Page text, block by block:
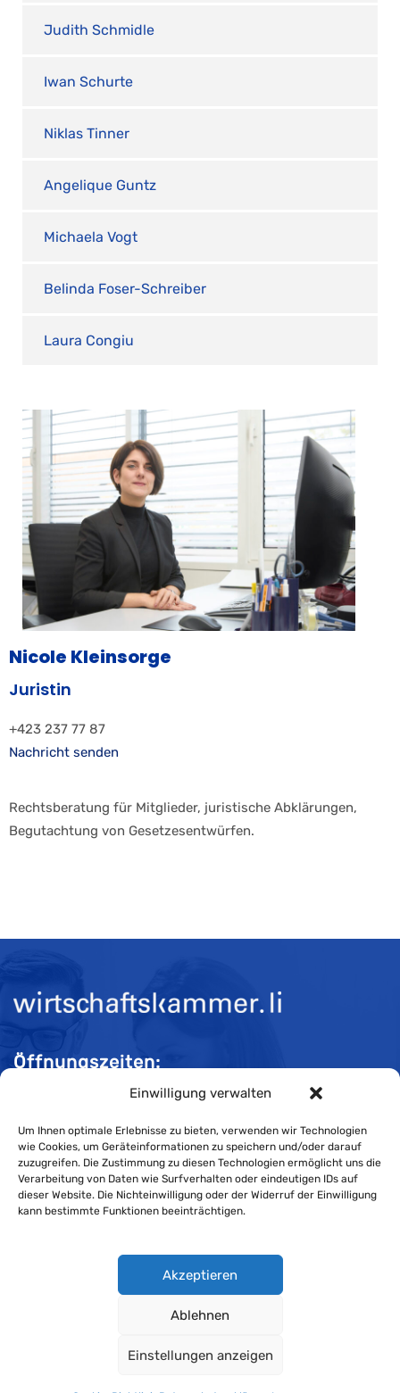
Einwilligung verwalten
Um Ihnen optimale Erlebnisse zu bieten, verwenden wir Technologien
wie Cookies, um Geräteinformationen zu speichern und/oder darauf
zuzugreifen. Die Zustimmung zu diesen Technologien ermöglicht uns die
Verarbeitung von Daten wie Surfverhalten oder eindeutigen IDs auf
dieser Website. Die Nichteinwilligung oder der Widerruf der Einwilligung
kann bestimmte Funktionen beeinträchtigen.
Akzeptieren
Ablehnen
Einstellungen anzeigen
Judith Schmidle
Iwan Schurte
Niklas Tinner
Angelique Guntz
Michaela Vogt
Belinda Foser-Schreiber
Laura Congiu
Nicole Kleinsorge
Juristin
+423 237 77 87
Nachricht senden
Rechtsberatung für Mitglieder, juristische Abklärungen,
Begutachtung von Gesetzesentwürfen.
Öffnungszeiten:
Mo-Do 08:00 bis 11:30 und 13:30 bis 16:30 Uhr
Fr 08:00 bis 11:30 und 13:30 bis 16:00 Uhr
Impressum
Cookie-Richtlinie
Datenschutzerklärung für Mitglieder und Kunden